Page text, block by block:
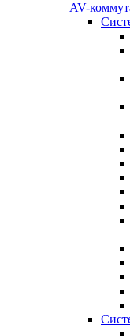
AV-